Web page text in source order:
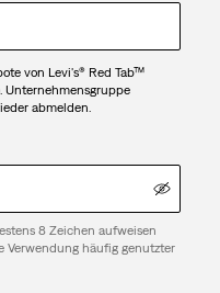
von Levi's® Red Tab™
Unternehmensgruppe
abmelden.
8 Zeichen aufweisen
Verwendung häufig genutzter